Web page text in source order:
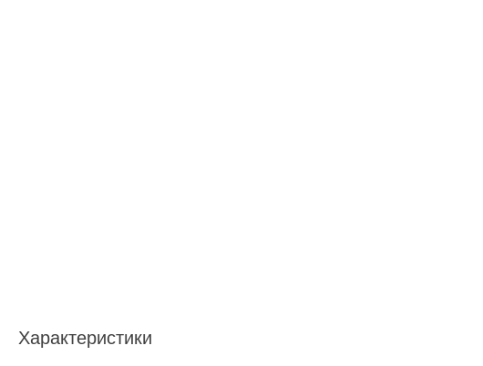
Характеристики